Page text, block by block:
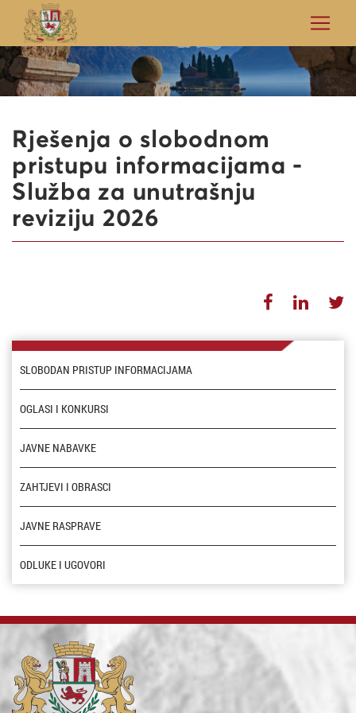
Rješenja o slobodnom
pristupu informacijama -
Služba za unutrašnju
reviziju 2026
SLOBODAN PRISTUP INFORMACIJAMA
OGLASI I KONKURSI
JAVNE NABAVKE
ZAHTJEVI I OBRASCI
JAVNE RASPRAVE
ODLUKE I UGOVORI